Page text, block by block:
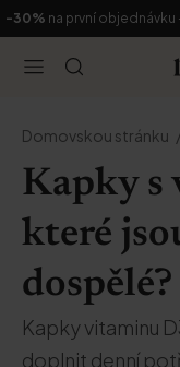
-30% na první objednávku
Domovskou stránku
Kapky s
které
Kapky vitaminu
doplnit denní